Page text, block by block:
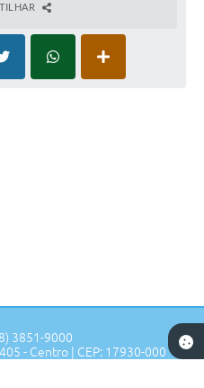
3851-9000
- Centro | CEP: 17930-000